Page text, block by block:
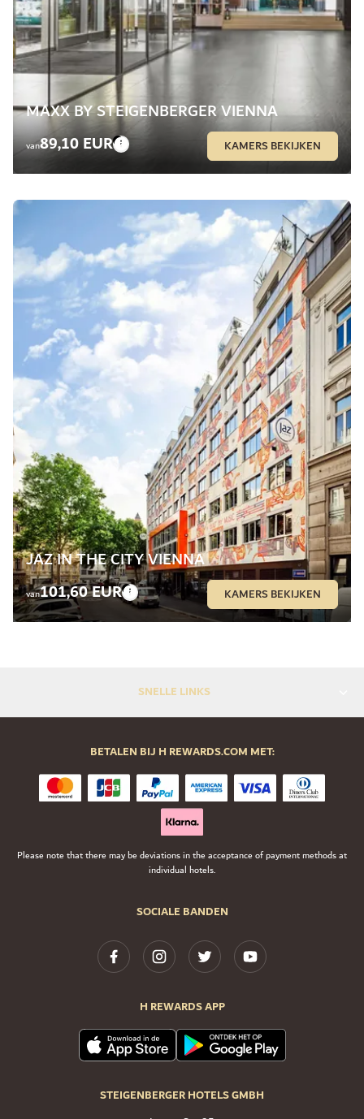
MAXX BY STEIGENBERGER VIENNA
van89,10 EUR KAMERS BEKIJKEN
JAZ IN THE CITY VIENNA
van101,60 EUR KAMERS BEKIJKEN
SNELLE LINKS
SOCIALE BANDEN
H REWARDS APP
STEIGENBERGER HOTELS GMBH
BETALEN BIJ H REWARDS.COM MET:
Please note that there may be deviations in the acceptance of payment methods at
individual hotels.